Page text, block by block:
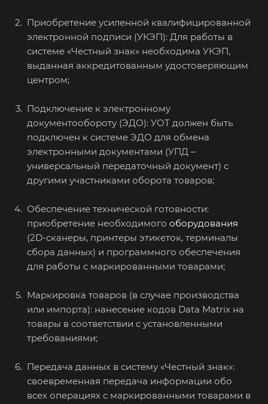
Приобретение усиленной квалифицированной
электронной подписи (УКЭП): Для работы в
системе «Честный знак» необходима УКЭП,
выданная аккредитованным удостоверяющим
центром;
Подключение к электронному
документообороту (ЭДО): УОТ должен быть
подключен к системе ЭДО для обмена
электронными документами (УПД –
универсальный передаточный документ) с
другими участниками оборота товаров;
Обеспечение технической готовности:
приобретение необходимого оборудования
(2D-сканеры, принтеры этикеток, терминалы
сбора данных) и программного обеспечения
для работы с маркированными товарами;
Маркировка товаров (в случае производства
или импорта): нанесение кодов Data Matrix на
товары в соответствии с установленными
требованиями;
Передача данных в систему «Честный знак»:
своевременная передача информации обо
всех операциях с маркированными товарами в